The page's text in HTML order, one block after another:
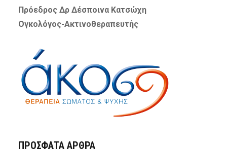
Πρόεδρος Δρ Δέσποινα Κατσώχη
Ογκολόγος-Ακτινοθεραπευτής
ΠΡΌΣΦΑΤΑ ΆΡΘΡΑ